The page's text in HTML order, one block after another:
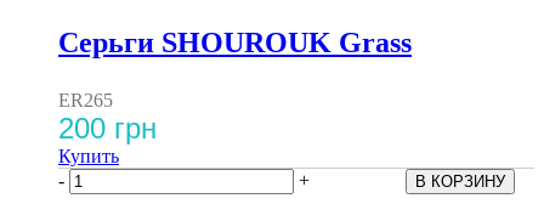
Серьги SHOUROUK Grass
ER265
200 грн
Купить
-
+